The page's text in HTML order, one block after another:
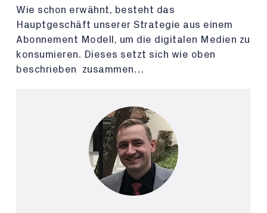
Wie schon erwähnt, besteht das
Hauptgeschäft unserer Strategie aus einem
Abonnement Modell, um die digitalen Medien zu
konsumieren. Dieses setzt sich wie oben
beschrieben zusammen…